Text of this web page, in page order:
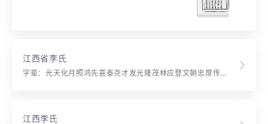
江西省李氏
字辈：光天化月照鸿先喜泰尧才发光隆茂林应登文朝忠厚传家远开祥重得尊
江西李氏